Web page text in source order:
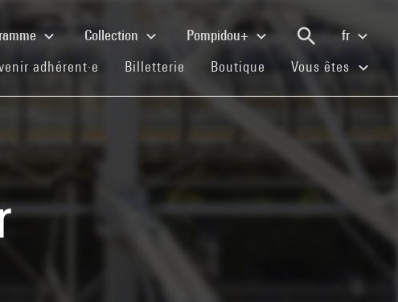
Collection Pompidou+
fr
adhérent·e (current)
Billetterie (current)
Boutique (current)
Vous êtes